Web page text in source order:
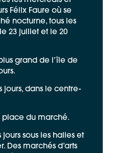
Félix Faure où se
nocturne, tous les
23 juillet et le 20
grand de l’île de
jours, dans le centre-
place du marché.
jours sous les halles et
Des marchés d’arts